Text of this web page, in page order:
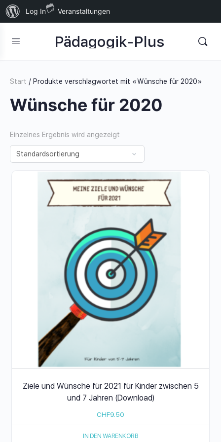
Über
WordPress
Log In Veranstaltungen
Pädagogik-Plus
Start / Produkte verschlagwortet mit «Wünsche für 2020»
Wünsche für 2020
Einzelnes Ergebnis wird angezeigt
Ziele und Wünsche für 2021 für Kinder zwischen 5
und 7 Jahren (Download)
CHF9.50
IN DEN WARENKORB